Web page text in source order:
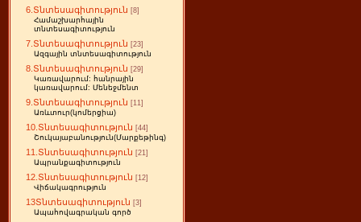
6.Տնտեսագիտություն [8]
Համաշխարհային
տնտեսագիտություն
7.Տնտեսագիտություն [23]
Ազգային տնտեսագիտություն
8.Տնտեսագիտություն [29]
Կառավարում: հանրային
կառավարում: Մենեջմենտ
9.Տնտեսագիտություն [11]
Առևտուր(կոմերցիա)
10.Տնտեսագիտություն [44]
Շուկայաբանություն(Մարքեթինգ)
11.Տնտեսագիտություն [21]
Ապրանքագիտություն
12.Տնտեսագիտություն [12]
Վիճակագրություն
13Տնտեսագիտություն [3]
Ապահովագրական գործ